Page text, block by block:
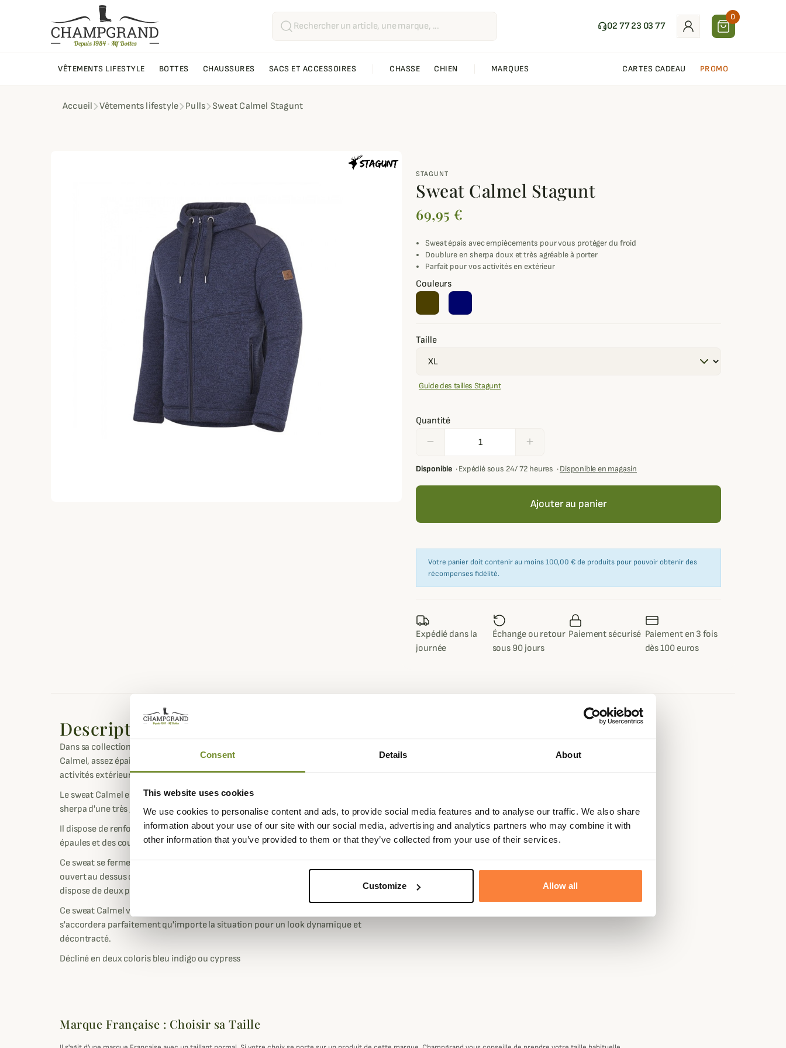
Consent Details About
This website uses cookies
We use cookies to personalise content and ads, to provide social media features and to analyse our traffic. We also share
information about your use of our site with our social media, advertising and analytics partners who may combine it with
other information that you’ve provided to them or that they’ve collected from your use of their services.
Customize Allow all
02 77 23 03 77
0
VÊTEMENTS LIFESTYLE BOTTES CHAUSSURES SACS ET ACCESSOIRES CHASSE CHIEN MARQUES CARTES CADEAU PROMO
Accueil Vêtements lifestyle Pulls Sweat Calmel Stagunt
STAGUNT
Sweat Calmel Stagunt
69,95 €
Sweat épais avec empiècements pour vous protéger du froid
Doublure en sherpa doux et très agréable à porter
Parfait pour vos activités en extérieur
Couleurs
Taille
Guide des tailles Stagunt
Quantité
remove add
Disponible ·Expédié sous 24/ 72 heures ·Disponible en magasin
Ajouter au panier
Votre panier doit contenir au moins 100,00 € de produits pour pouvoir obtenir des
récompenses fidélité.
Expédié dans la
journée
Échange ou retour
sous 90 jours
Paiement sécurisé Paiement en 3 fois
dès 100 euros
Description
Dans sa collection Country Classique,
Calmel, assez épais et très confortable, il vous accompagnera durant toutes vos
activités extérieures.
Le sweat Calmel est réalisé en polyester épais mais respirant avec une doublure en
sherpa d'une très grande douceur et très agréable à porter au quotidien.
Il dispose de renforts de couleur contrastée à surpiqures losanges aux niveaux des
épaules et des coudes qui lui donne une touche subtile d'élégance.
Ce sweat se ferme à l'aide d'une fermeture éclair ce qui vous permet de le porter
ouvert au dessus d'un t-shirt. Sa capuche est réglable à l'aide de cordons et il
dispose de deux poches repose-mains zippées ainsi que de deux poches intérieures.
Ce sweat Calmel vous protégera très bien du froid grâce à sa composition et il
s'accordera parfaitement qu'importe la situation pour un look dynamique et
décontracté.
Décliné en deux coloris bleu indigo ou cypress
Matières 100% Polyester
Matière Polyester
Marque Française : Choisir sa Taille